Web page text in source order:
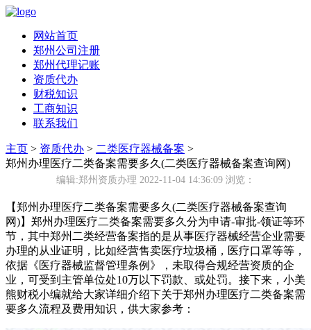
网站首页
郑州公司注册
郑州代理记账
资质代办
财税知识
工商知识
联系我们
主页 > 资质代办 > 二类医疗器械备案 >
郑州办理医疗二类备案需要多久(二类医疗器械备案查询网)
编辑:郑州资质办理 2022-11-04 14:36:09 浏览：
【郑州办理医疗二类备案需要多久(二类医疗器械备案查询
网)】郑州办理医疗二类备案需要多久分为申请-审批-领证等环
节，其中郑州二类经营备案指的是从事医疗器械经营企业需要
办理的从业证明，比如经营售卖医疗垃圾桶，医疗口罩等等，
依据《医疗器械监督管理条例》，未取得合规经营资质的企
业，可受到主管单位处10万以下罚款、或处罚。接下来，小美
熊财税小编就给大家详细介绍下关于郑州办理医疗二类备案需
要多久流程及费用知识，供大家参考：